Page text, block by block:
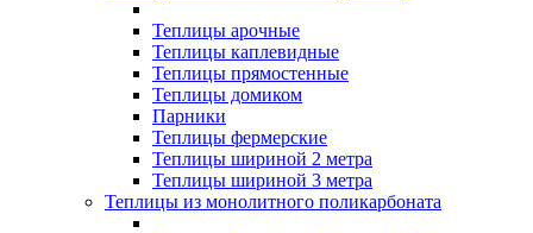
Теплицы арочные
Теплицы каплевидные
Теплицы прямостенные
Теплицы домиком
Парники
Теплицы фермерские
Теплицы шириной 2 метра
Теплицы шириной 3 метра
Теплицы из монолитного поликарбоната